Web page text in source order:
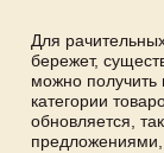
Для
бережет,
можно получить
категории
обновляется,